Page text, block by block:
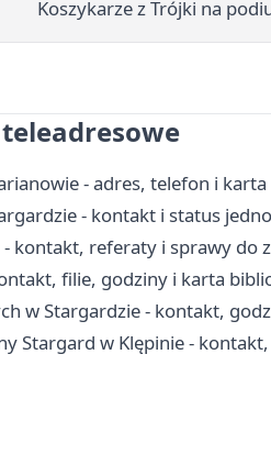
Koszykarze z Trójki na
- adres, telefon i
- kontakt i status
kontakt, referaty i sprawy do
filie, godziny i karta
w Stargardzie - kontakt,
Stargard w Klępinie -